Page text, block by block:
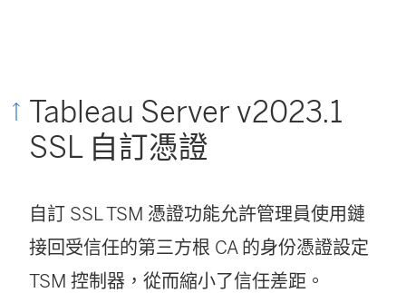
Tableau Server v2023.1
SSL 自訂憑證
自訂 SSL TSM 憑證功能允許管理員使用鏈
接回受信任的第三方根 CA 的身份憑證設定
TSM 控制器，從而縮小了信任差距。